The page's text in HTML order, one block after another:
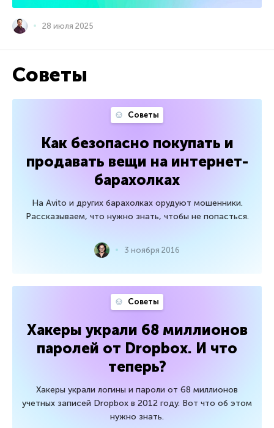
28 июля 2025
Советы
Советы
Как безопасно покупать и
продавать вещи на интернет-
барахолках
На Avito и других барахолках орудуют мошенники.
Рассказываем, что нужно знать, чтобы не попасться.
3 ноября 2016
Советы
Хакеры украли 68 миллионов
паролей от Dropbox. И что
теперь?
Хакеры украли логины и пароли от 68 миллионов
учетных записей Dropbox в 2012 году. Вот что об этом
нужно знать.